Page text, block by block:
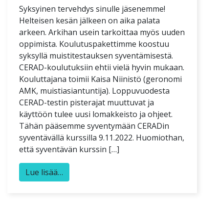
Syksyinen tervehdys sinulle jäsenemme!
Helteisen kesän jälkeen on aika palata
arkeen. Arkihan usein tarkoittaa myös uuden
oppimista. Koulutuspakettimme koostuu
syksyllä muistitestauksen syventämisestä.
CERAD-koulutuksiin ehtii vielä hyvin mukaan.
Kouluttajana toimii Kaisa Niinistö (geronomi
AMK, muistiasiantuntija). Loppuvuodesta
CERAD-testin pisterajat muuttuvat ja
käyttöön tulee uusi lomakkeisto ja ohjeet.
Tähän pääsemme syventymään CERADin
syventävällä kurssilla 9.11.2022. Huomiothan,
että syventävän kurssin […]
Lue lisää…